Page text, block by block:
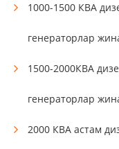
1000-1500 КВА
генераторлар
1500-2000КВА
генераторлар
2000 КВА астам